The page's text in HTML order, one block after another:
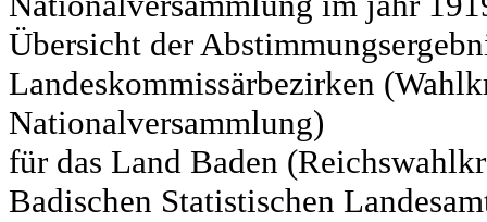
Übersicht der
Landeskommissärbezirken
Nationalversammlung)
für das Land Baden
Badischen Statistischen